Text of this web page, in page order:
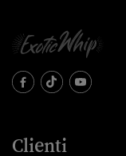
Clienti